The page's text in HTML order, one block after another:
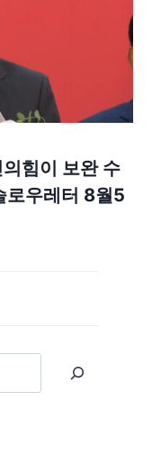
힘이 보완 수
로우레터 8월5